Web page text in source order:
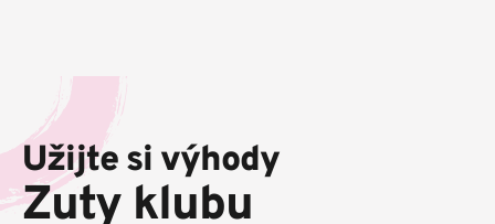
a
í
Užijte si výhody
Zuty klubu